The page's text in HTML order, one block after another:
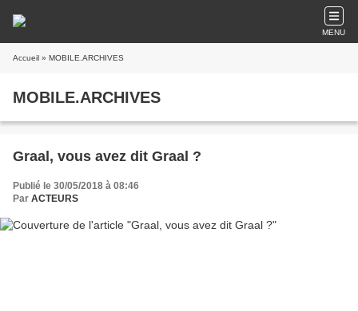
MENU
Accueil » MOBILE.ARCHIVES
MOBILE.ARCHIVES
Graal, vous avez dit Graal ?
Publié le 30/05/2018 à 08:46
Par ACTEURS